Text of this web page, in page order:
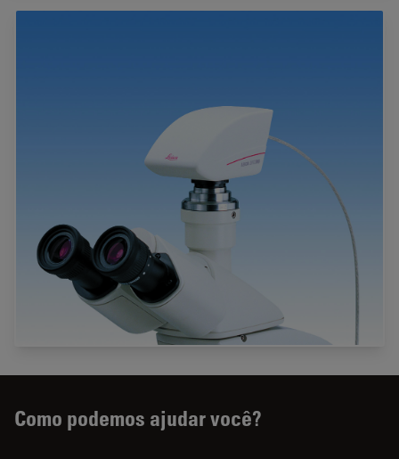
Como podemos ajudar você?